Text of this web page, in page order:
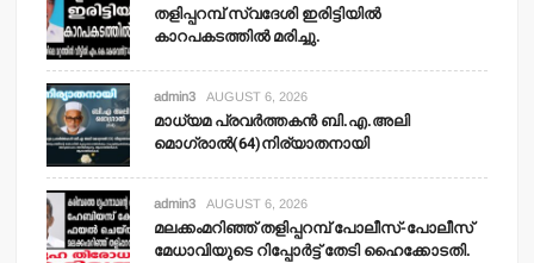
തളിപ്പറമ്പ് സ്വദേശി ഇരിട്ടിയില്‍
കാറപകടത്തില്‍ മരിച്ചു.
admin3 AUGUST 6, 2026
മാധ്യമ പ്രവര്‍ത്തകന്‍ ബി.എ.അലി
മൊഗ്രാല്‍(64)നിര്യാതനായി
admin3 AUGUST 6, 2026
മലക്കംമറിഞ്ഞ് തളിപ്പറമ്പ് പോലീസ്-പോലീസ്
മേധാവിയുടെ റിപ്പോര്‍ട്ട് തേടി ഹൈക്കോടതി.